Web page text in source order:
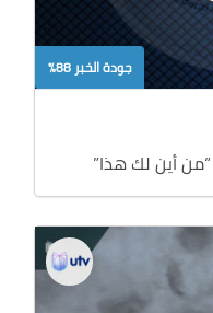
جودة الخبر 88%
أين لك هذا”